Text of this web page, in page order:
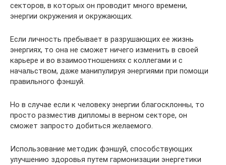
секторов, в которых он проводит много времени,
энергии окружения и окружающих.
Если личность пребывает в разрушающих ее жизнь
энергиях, то она не сможет ничего изменить в своей
карьере и во взаимоотношениях с коллегами и с
начальством, даже манипулируя энергиями при помощи
правильного фэншуй.
Но в случае если к человеку энергии благосклонны, то
просто разместив дипломы в верном секторе, он
сможет запросто добиться желаемого.
Использование методик фэншуй, способствующих
улучшению здоровья путем гармонизации энергетики